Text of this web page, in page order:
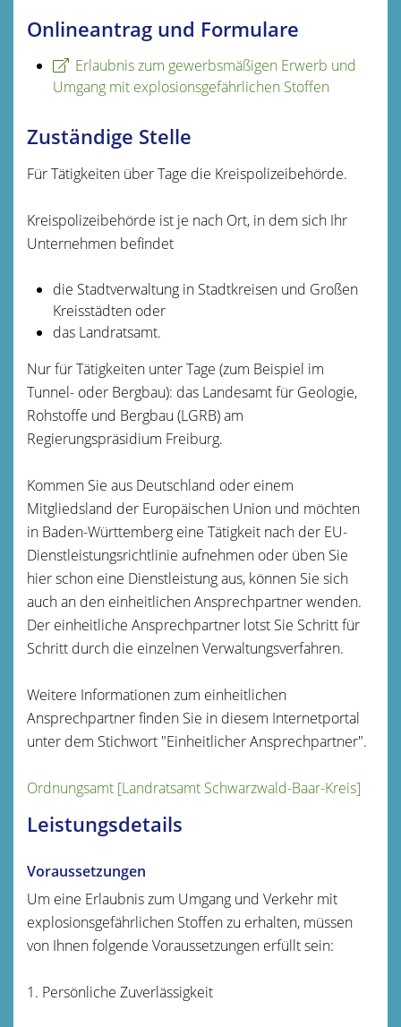
Onlineantrag und Formulare
Erlaubnis zum gewerbsmäßigen Erwerb und
Umgang mit explosionsgefährlichen Stoffen
Zuständige Stelle
Für Tätigkeiten über Tage die Kreispolizeibehörde.
Kreispolizeibehörde ist je nach Ort, in dem sich Ihr
Unternehmen befindet
die Stadtverwaltungin Stadtkreisen und Großen
Kreisstädten oder
das Landratsamt.
Nur für Tätigkeiten unter Tage (zum Beispiel im
Tunnel- oder Bergbau): das Landesamt für Geologie,
Rohstoffe und Bergbau (LGRB) am
Regierungspräsidium Freiburg.
Kommen Sie aus Deutschland oder einem
Mitgliedsland der Europäischen Union und möchten
in Baden-Württemberg eine Tätigkeit nach der EU-
Dienstleistungsrichtlinie aufnehmen oder üben Sie
hier schon eine Dienstleistung aus, können Sie sich
auch an den einheitlichen Ansprechpartner wenden.
Der einheitliche Ansprechpartner lotst Sie Schritt für
Schritt durch die einzelnen Verwaltungsverfahren.
Weitere Informationen zum einheitlichen
Ansprechpartner finden Sie in diesem Internetportal
unter dem Stichwort "Einheitlicher Ansprechpartner".
Ordnungsamt [Landratsamt Schwarzwald-Baar-Kreis]
Leistungsdetails
Voraussetzungen
Um eine Erlaubnis zum Umgang und Verkehr mit
explosionsgefährlichen Stoffen zu erhalten, müssen
von Ihnen folgende Voraussetzungen erfüllt sein:
1. Persönliche Zuverlässigkeit